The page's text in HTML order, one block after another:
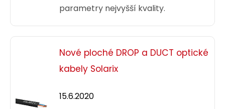
parametry nejvyšší kvality.
Nové ploché DROP a DUCT optické
kabely Solarix
15.6.2020